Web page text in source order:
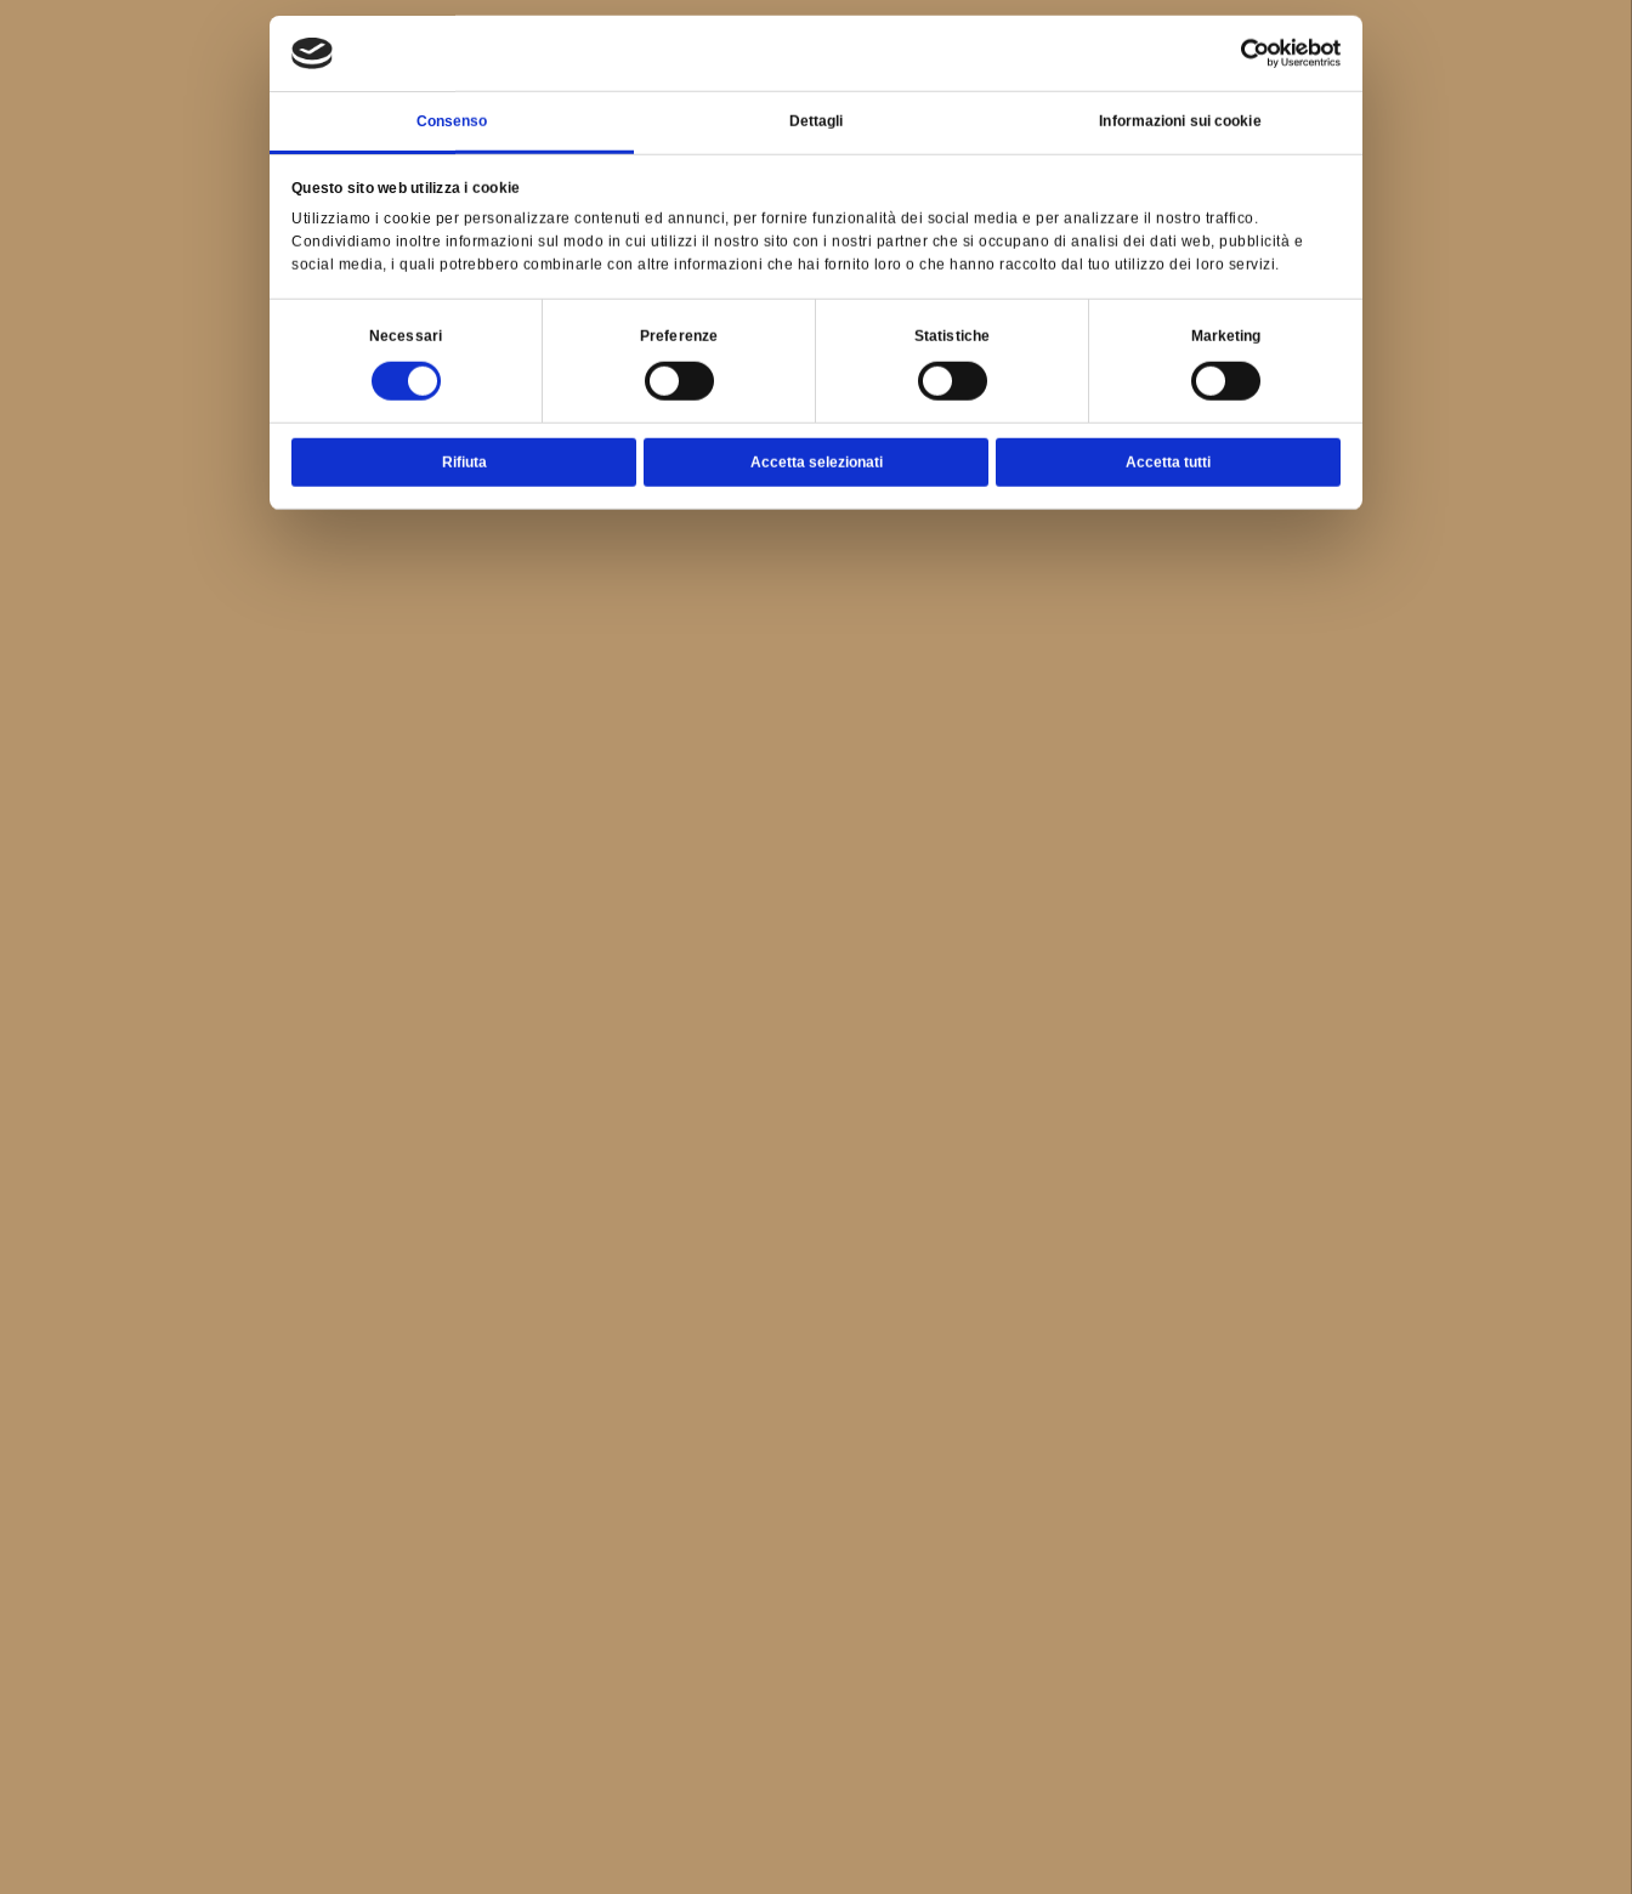
Consenso Dettagli Informazioni sui cookie
Questo sito web utilizza i cookie
Utilizziamo i cookie per personalizzare contenuti ed annunci, per fornire funzionalità dei social media e per analizzare il nostro traffico.
Condividiamo inoltre informazioni sul modo in cui utilizzi il nostro sito con i nostri partner che si occupano di analisi dei dati web, pubblicità e
social media, i quali potrebbero combinarle con altre informazioni che hai fornito loro o che hanno raccolto dal tuo utilizzo dei loro servizi.
Necessari Preferenze Statistiche Marketing
Rifiuta Accetta selezionati Accetta tutti